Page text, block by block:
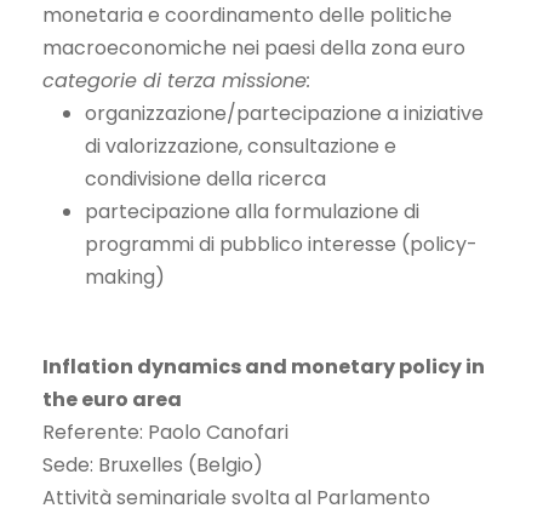
monetaria e coordinamento delle politiche
macroeconomiche nei paesi della zona euro
categorie di terza missione:
organizzazione/partecipazione a iniziative
di valorizzazione, consultazione e
condivisione della ricerca
partecipazione alla formulazione di
programmi di pubblico interesse (policy-
making)
Inflation dynamics and monetary policy in
the euro area
Referente: Paolo Canofari
Sede: Bruxelles (Belgio)
Attività seminariale svolta al Parlamento